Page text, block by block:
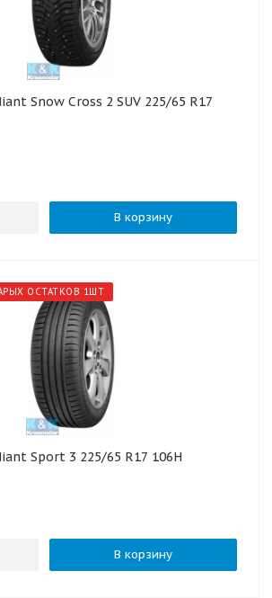
Snow Cross 2 SUV 225/65 R17
В корзину
ОСТАТКОВ 1ШТ
Sport 3 225/65 R17 106H
В корзину